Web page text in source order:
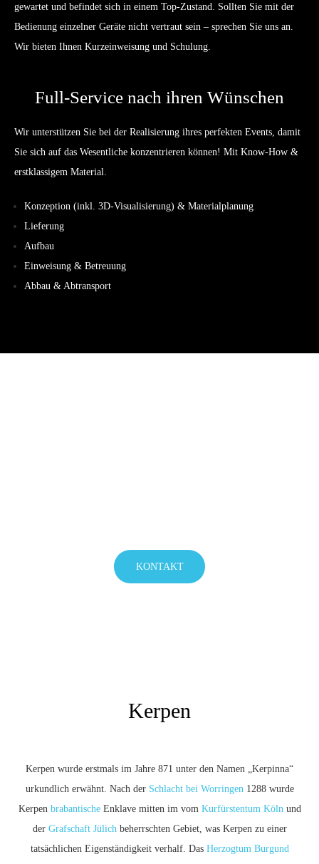
gewartet und befindet sich in einem Top-Zustand. Sollten Sie mit der
Bedienung einzelner Geräte nicht vertraut sein – sprechen Sie uns an.
Wir bieten Ihnen Kurzeinweisung und Schulung.
Full-Service nach ihren Wünschen
Wir unterstützen Sie bei der Realisierung ihres perfekten Events, damit
Sie sich auf das Wesentliche konzentrieren können! Mit Know-How &
erstklassigem Material.
Konzeption (inkl. 3D-Visualisierung) & Materialplanung
Lieferung
Aufbau
Einweisung & Betreuung
Abbau & Abtransport
KONTAKT
Kerpen
Kerpen wurde erstmals im Jahre 871 unter den Namen „Kerpinna“
urkundlich erwähnt. Nach der Schlacht bei Worringen 1288 wurde
Kerpen brabantischeEnklave mitten im vom Kurfürstentum Köln und
der Grafschaft Jülich beherrschten Gebiet, was Kerpen zu einer
tatsächlichen Eigenständigkeit verhalf. Das Herzogtum Burgund